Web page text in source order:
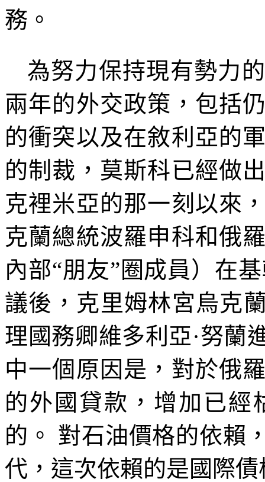
務。
為努力保持現有勢力
兩年的外交政策，包括
的衝突以及在敘利亞的
的制裁，莫斯科已經做
克裡米亞的那一刻以來
克蘭總統波羅申科和俄
內部“朋友”圈成員）在
議後，克里姆林宮烏克
理國務卿維多利亞·努蘭
中一個原因是，對於俄
的外國貸款，增加已經
的。 對石油價格的依賴
代，這次依賴的是國際債